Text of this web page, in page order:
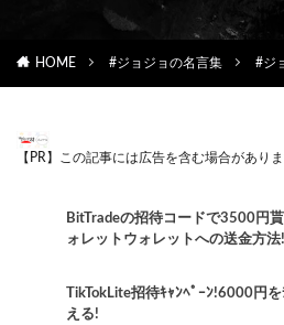
HOME #ジョジョの名言集 #ジ
【PR】この記事には広告を含む場合があり
BitTradeの招待コードで3500円
ォレットウォレットへの送金方法!
TikTokLite招待ｷｬﾝﾍﾟｰﾝ!6000円
える!